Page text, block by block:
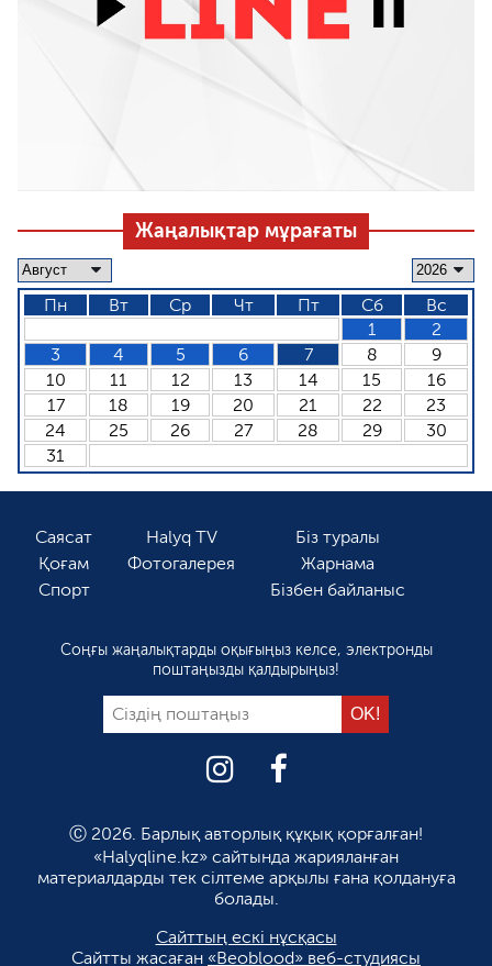
Жаңалықтар мұрағаты
Пн Вт Ср Чт Пт Сб
Вс
1
2
3
4 5 6 7 8
9
10
11 12 13 14 15
16
17
18 19 20 21 22
23
24
25 26 27 28 29
30
31
Саясат
Қоғам
Спорт
Halyq TV
Фотогалерея
Біз туралы
Жарнама
Бізбен байланыс
Соңғы жаңалықтарды оқығыңыз келсе, электронды
поштаңызды қалдырыңыз!
Ⓒ 2026. Барлық авторлық құқық қорғалған!
«Halyqline.kz» сайтында жарияланған
материалдарды тек сілтеме арқылы ғана қолдануға
болады.
Сайттың ескі нұсқасы
Сайтты жасаған «Beoblood» веб-студиясы